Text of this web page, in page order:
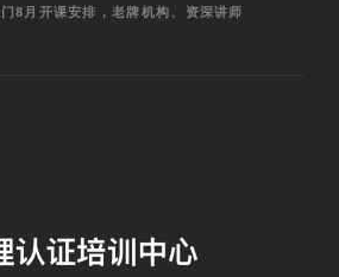
8月开课安排，老牌机构、资深讲师